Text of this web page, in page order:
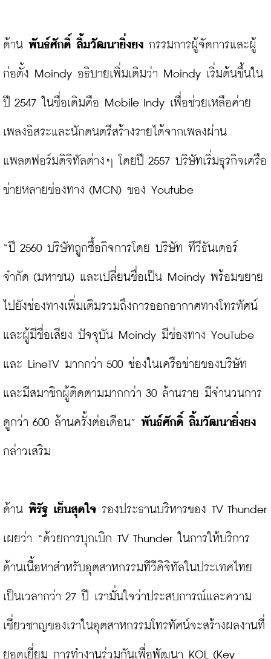
ด้าน พันธ์ศักดิ์ ลิ้มวัฒนายิ่งยง กรรมการผู้จัดการและผู้
ก่อตั้ง Moindy อธิบายเพิ่มเติมว่า Moindy เริ่มต้นขึ้นใน
ปี 2547 ในชื่อเดิมคือ Mobile Indy เพื่อช่วยเหลือค่าย
เพลงอิสระและนักดนตรีสร้างรายได้จากเพลงผ่าน
แพลตฟอร์มดิจิทัลต่างๆ โดยปี 2557 บริษัทเริ่มธุรกิจเครือ
ข่ายหลายช่องทาง (MCN) ของ Youtube
“ปี 2560 บริษัทถูกซื้อกิจการโดย บริษัท ทีวีธันเดอร์
จำกัด (มหาชน) และเปลี่ยนชื่อเป็น Moindy พร้อมขยาย
ไปยังช่องทางเพิ่มเติมรวมถึงการออกอากาศทางโทรทัศน์
และผู้มีชื่อเสียง ปัจจุบัน Moindy มีช่องทาง YouTube
และ LineTV มากกว่า 500 ช่องในเครือข่ายของบริษัท
และมีสมาชิกผู้ติดตามมากกว่า 30 ล้านราย มีจำนวนการ
ดูกว่า 600 ล้านครั้งต่อเดือน” พันธ์ศักดิ์ ลิ้มวัฒนายิ่งยง
กล่าวเสริม
ด้าน พิรัฐ เย็นสุดใจ รองประธานบริหารของ TV Thunder
เผยว่า “ด้วยการบุกเบิก TV Thunder ในการให้บริการ
ด้านเนื้อหาสำหรับอุตสาหกรรมทีวีดิจิทัลในประเทศไทย
เป็นเวลากว่า 27 ปี เรามั่นใจว่าประสบการณ์และความ
เชี่ยวชาญของเราในอุตสาหกรรมโทรทัศน์จะสร้างผลงานที่
ยอดเยี่ยม การทำงานร่วมกันเพื่อพัฒนา KOL (Key